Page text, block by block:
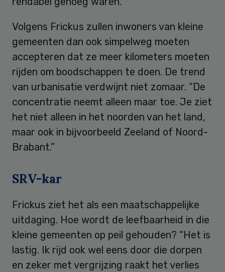
Volgens Frickus zullen inwoners van kleine
gemeenten dan ook simpelweg moeten
accepteren dat ze meer kilometers moeten
rijden om boodschappen te doen. De trend
van urbanisatie verdwijnt niet zomaar. “De
concentratie neemt alleen maar toe. Je ziet
het niet alleen in het noorden van het land,
maar ook in bijvoorbeeld Zeeland of Noord-
Brabant.”
SRV-kar
Frickus ziet het als een maatschappelijke
uitdaging. Hoe wordt de leefbaarheid in die
kleine gemeenten op peil gehouden? “Het is
lastig. Ik rijd ook wel eens door die dorpen
en zeker met vergrijzing raakt het verlies